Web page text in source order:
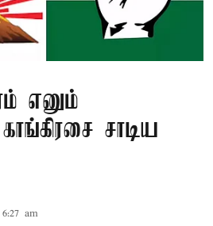
எனும்
காங்கிரசை சாடிய
am